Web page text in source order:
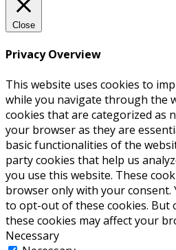
Close
Privacy Overview
This website uses cookies to
while you navigate through the
cookies that are categorized as
your browser as they are
basic functionalities of the
party cookies that help us
you use this website. These
browser only with your consent.
to opt-out of these cookies. But
these cookies may affect your
Necessary